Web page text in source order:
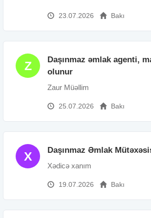
23.07.2026 Bakı
Z
Daşınmaz əmlak agenti,
olunur
Zaur Müəllim
25.07.2026 Bakı
X Daşınmaz Əmlak
Xədicə xanım
19.07.2026 Bakı